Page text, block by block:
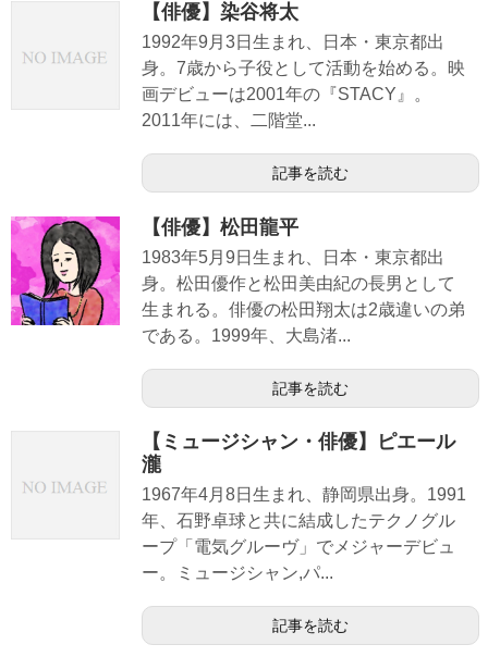
【俳優】染谷将太
1992年9月3日生まれ、日本・東京都出
身。7歳から子役として活動を始める。映
画デビューは2001年の『STACY』。
2011年には、二階堂...
記事を読む
【俳優】松田龍平
1983年5月9日生まれ、日本・東京都出
身。松田優作と松田美由紀の長男として
生まれる。俳優の松田翔太は2歳違いの弟
である。1999年、大島渚...
記事を読む
【ミュージシャン・俳優】ピエール
瀧
1967年4月8日生まれ、静岡県出身。1991
年、石野卓球と共に結成したテクノグル
ープ「電気グルーヴ」でメジャーデビュ
ー。ミュージシャン,パ...
記事を読む